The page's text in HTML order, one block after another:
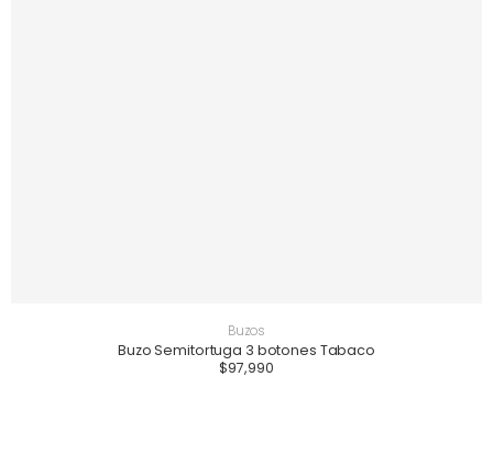
Buzos
Buzo Semitortuga 3 botones Tabaco
$97,990